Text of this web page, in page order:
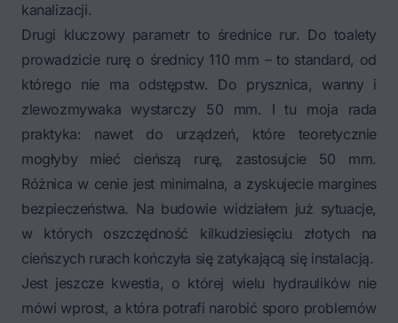
kanalizacji.
Drugi kluczowy parametr to średnice rur. Do toalety
prowadzicie rurę o średnicy 110 mm – to standard, od
którego nie ma odstępstw. Do prysznica, wanny i
zlewozmywaka wystarczy 50 mm. I tu moja rada
praktyka: nawet do urządzeń, które teoretycznie
mogłyby mieć cieńszą rurę, zastosujcie 50 mm.
Różnica w cenie jest minimalna, a zyskujecie margines
bezpieczeństwa. Na budowie widziałem już sytuacje,
w których oszczędność kilkudziesięciu złotych na
cieńszych rurach kończyła się zatykającą się instalacją.
Jest jeszcze kwestia, o której wielu hydraulików nie
mówi wprost, a która potrafi narobić sporo problemów